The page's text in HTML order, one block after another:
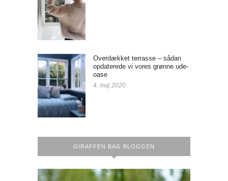
Overdækket terrasse – sådan
opdaterede vi vores grønne ude-
oase
4. maj 2020
GIRAFFEN BAG BLOGGEN